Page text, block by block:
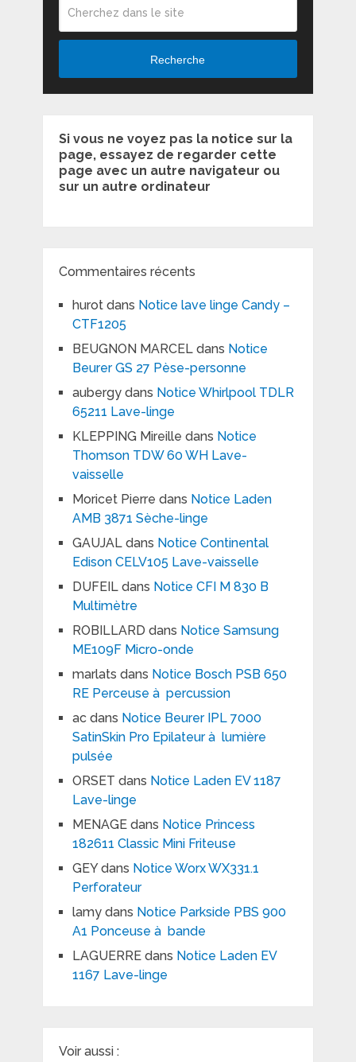
Recherche
Si vous ne voyez pas la notice sur la
page, essayez de regarder cette
page avec un autre navigateur ou
sur un autre ordinateur
Commentaires récents
hurotdans Notice lave linge Candy –
CTF1205
BEUGNON MARCELdans Notice
Beurer GS 27 Pèse-personne
aubergydans Notice Whirlpool TDLR
65211 Lave-linge
KLEPPING Mireille dans Notice
Thomson TDW 60 WH Lave-
vaisselle
Moricet Pierre dans Notice Laden
AMB 3871 Sèche-linge
GAUJALdans Notice Continental
Edison CELV105 Lave-vaisselle
DUFEILdans Notice CFI M 830 B
Multimètre
ROBILLARD dans Notice Samsung
ME109F Micro-onde
marlats dans Notice Bosch PSB 650
RE Perceuse à percussion
acdans Notice Beurer IPL 7000
SatinSkin Pro Epilateur à lumière
pulsée
ORSET dans Notice Laden EV 1187
Lave-linge
MENAGEdans Notice Princess
182611 Classic Mini Friteuse
GEYdans Notice Worx WX331.1
Perforateur
lamydans Notice Parkside PBS 900
A1 Ponceuse à bande
LAGUERREdans Notice Laden EV
1167 Lave-linge
Voir aussi :